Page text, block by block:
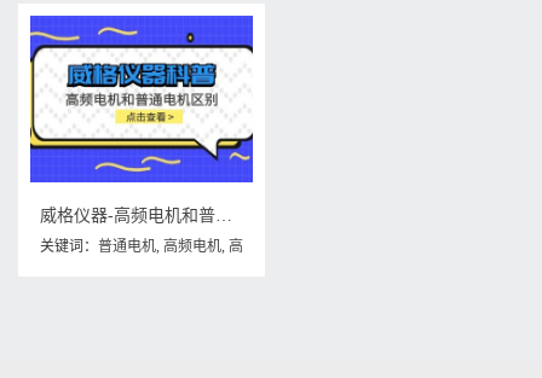
威格仪器-高频电机和普通电机区别
关键词： 普通电机, 高频电机, 高